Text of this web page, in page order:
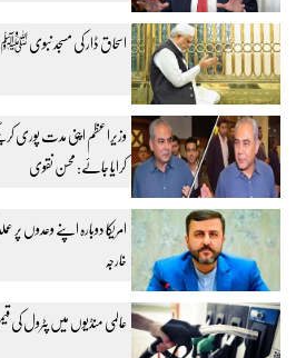
اسحاق ڈار کی مسجد نبوی ﷺ
وزیراعظم اپنی مدت پوری
کرایا جائے: محسن نقوی
امریکا دوبارہ اپنے وعدوں پر
خارجہ
عالمی منڈیوں میں پٹرول کی